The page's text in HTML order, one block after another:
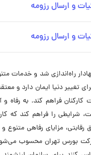
و ارسال رزومه
و ارسال رزومه
اوراق بهادار راه‌اندازی شد و خدمات
تغییر دنیا ایمان دارد و
کارکنان فراهم کند. به رفاه
شرایطی را فراهم کند که
مزایای رفاهی متنوع
شرکت بورس تهران محسوب